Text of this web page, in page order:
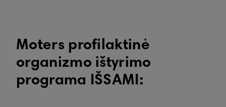
Moters profilaktinė
organizmo ištyrimo
programa IŠSAMI: